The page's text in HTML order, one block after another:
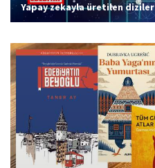
Yapay zekayla üretilen diziler